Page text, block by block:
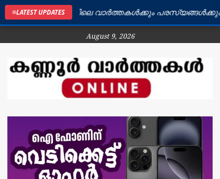
LATEST UPDATES
കണ്ണൂർ ജില്ലയിലെ വാർത്തകൾക്കും പരസ്യങ്ങൾക്കും
August 9, 2026